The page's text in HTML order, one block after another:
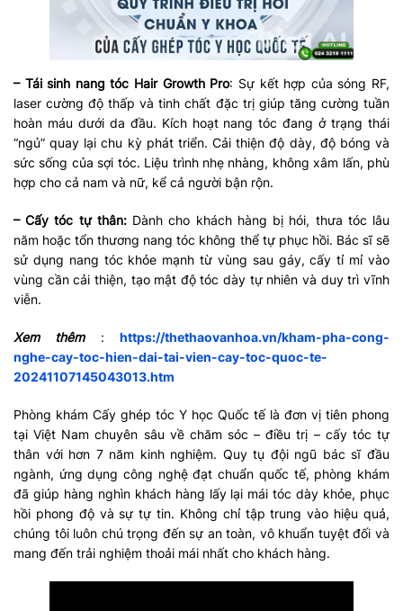
– Tái sinh nang tóc Hair Growth Pro: Sự kết hợp của sóng RF,
laser cường độ thấp và tinh chất đặc trị giúp tăng cường tuần
hoàn máu dưới da đầu. Kích hoạt nang tóc đang ở trạng thái
“ngủ” quay lại chu kỳ phát triển. Cải thiện độ dày, độ bóng và
sức sống của sợi tóc. Liệu trình nhẹ nhàng, không xâm lấn, phù
hợp cho cả nam và nữ, kể cả người bận rộn.
– Cấy tóc tự thân:Dành cho khách hàng bị hói, thưa tóc lâu
năm hoặc tổn thương nang tóc không thể tự phục hồi. Bác sĩ sẽ
sử dụng nang tóc khỏe mạnh từ vùng sau gáy, cấy tỉ mỉ vào
vùng cần cải thiện, tạo mật độ tóc dày tự nhiên và duy trì vĩnh
viễn.
Xem thêm:https://thethaovanhoa.vn/kham-pha-cong-
nghe-cay-toc-hien-dai-tai-vien-cay-toc-quoc-te-
20241107145043013.htm
Phòng khám Cấy ghép tóc Y học Quốc tế là đơn vị tiên phong
tại Việt Nam chuyên sâu về chăm sóc – điều trị – cấy tóc tự
thân với hơn 7 năm kinh nghiệm. Quy tụ đội ngũ bác sĩ đầu
ngành, ứng dụng công nghệ đạt chuẩn quốc tế, phòng khám
đã giúp hàng nghìn khách hàng lấy lại mái tóc dày khỏe, phục
hồi phong độ và sự tự tin. Không chỉ tập trung vào hiệu quả,
chúng tôi luôn chú trọng đến sự an toàn, vô khuẩn tuyệt đối và
mang đến trải nghiệm thoải mái nhất cho khách hàng.